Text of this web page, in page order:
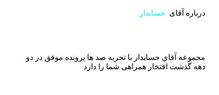
درباره آقای حسابدار
مجموعه آقاي حسابدار با تجربه صد ها پرونده موفق در دو
دهه گذشت افتخار همراهی شما را دارد